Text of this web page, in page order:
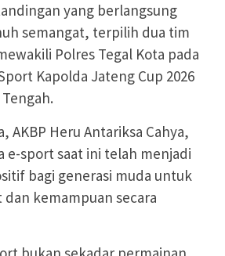
yang berlangsung
semangat, terpilih dua tim
Polres Tegal Kota pada
Kapolda Jateng Cup 2026
AKBP Heru Antariksa Cahya,
e-sport saat ini telah menjadi
bagi generasi muda untuk
kemampuan secara